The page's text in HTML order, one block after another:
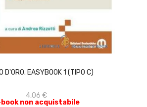
D'ORO. EASYBOOK 1 (TIPO C)
4,06 €
book non acquistabile
ACQUISTA